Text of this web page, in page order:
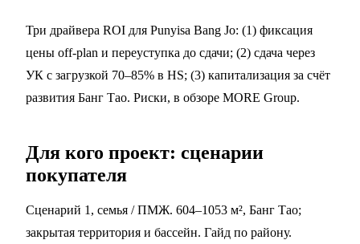
Три драйвера ROI для Punyisa Bang Jo: (1) фиксация
цены off-plan и переуступка до сдачи; (2) сдача через
УК с загрузкой 70–85% в HS; (3) капитализация за счёт
развития Банг Тао. Риски, в обзоре MORE Group.
Для кого проект: сценарии
покупателя
Сценарий 1, семья / ПМЖ. 604–1053 м², Банг Тао;
закрытая территория и бассейн. Гайд по району.